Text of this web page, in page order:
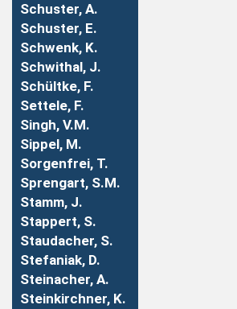
Schuster, A.
Schuster, E.
Schwenk, K.
Schwithal, J.
Schültke, F.
Settele, F.
Singh, V.M.
Sippel, M.
Sorgenfrei, T.
Sprengart, S.M.
Stamm, J.
Stappert, S.
Staudacher, S.
Stefaniak, D.
Steinacher, A.
Steinkirchner, K.